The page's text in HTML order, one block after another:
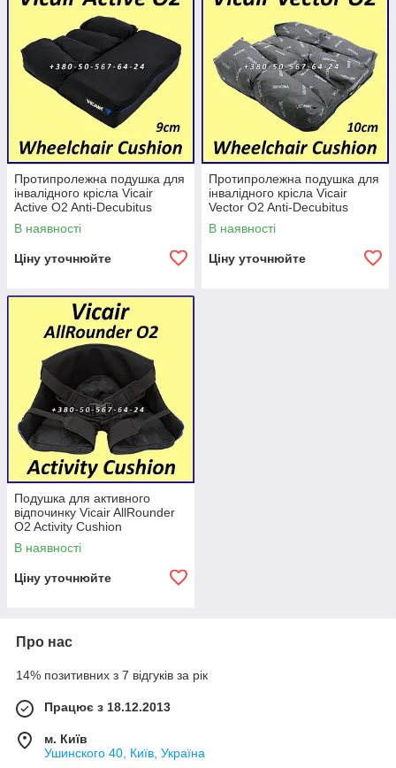
Подушки для інвалідних колясок Vicair O2
розв'язують проблеми гігієни,
викликані потом або нетриманням, ця нова
лінійка подушок
для інвалідних колясок оптимізує
мікроклімат-контроль.
Відкрита структура подушок Vicair O2 дає
змогу
легко прати їх у будь-якій пральній машині.
Без потреби використання мішка для білизни
й без зняття SmartCells.
без використання мішка для прання
завдяки
стійка до нетримання.
Протипролежна подушка для
інвалідного крісла Vicair
Active O2 Anti-Decubitus
Wheelchair Cushion 9 cm
В наявності
Ціну уточнюйте
Протипролежна подушка для
інвалідного крісла Vicair
Vector O2 Anti-Decubitus
Wheelchair Cushion 10 cm
В наявності
Ціну уточнюйте
Подушка для активного
відпочинку Vicair AllRounder
O2 Activity Cushion
В наявності
Ціну уточнюйте
Про нас
14% позитивних з 7 відгуків за рік
Працює з 18.12.2013
м. Київ
Ушинского 40, Київ, Україна